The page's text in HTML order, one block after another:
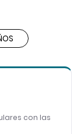
con las